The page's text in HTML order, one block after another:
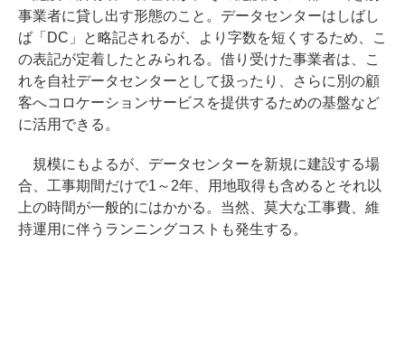
事業者に貸し出す形態のこと。データセンターはしばし
ば「DC」と略記されるが、より字数を短くするため、こ
の表記が定着したとみられる。借り受けた事業者は、こ
れを自社データセンターとして扱ったり、さらに別の顧
客へコロケーションサービスを提供するための基盤など
に活用できる。
規模にもよるが、データセンターを新規に建設する場
合、工事期間だけで1～2年、用地取得も含めるとそれ以
上の時間が一般的にはかかる。当然、莫大な工事費、維
持運用に伴うランニングコストも発生する。